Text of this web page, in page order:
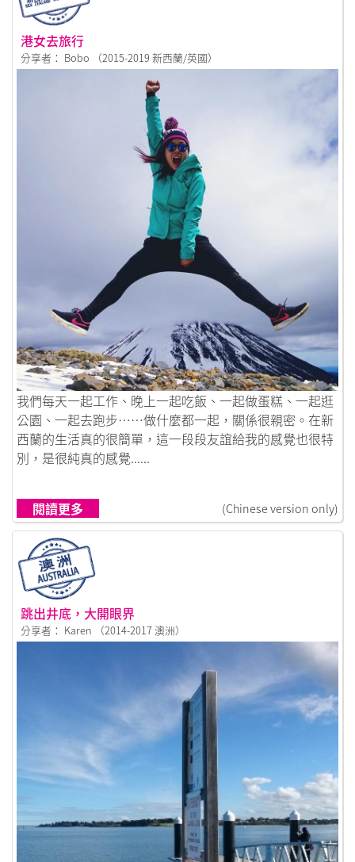
港女去旅行
分享者： Bobo （2015-2019 新西蘭/英國）
鏈接到港女去旅行
我們每天一起工作、晚上一起吃飯、一起做蛋糕、一起逛
公園、一起去跑步……做什麼都一起，關係很親密。在新
西蘭的生活真的很簡單，這一段段友誼給我的感覺也很特
別，是很純真的感覺......
閱讀更多 (Chinese version only)
跳出井底，大開眼界
分享者： Karen （2014-2017 澳洲）